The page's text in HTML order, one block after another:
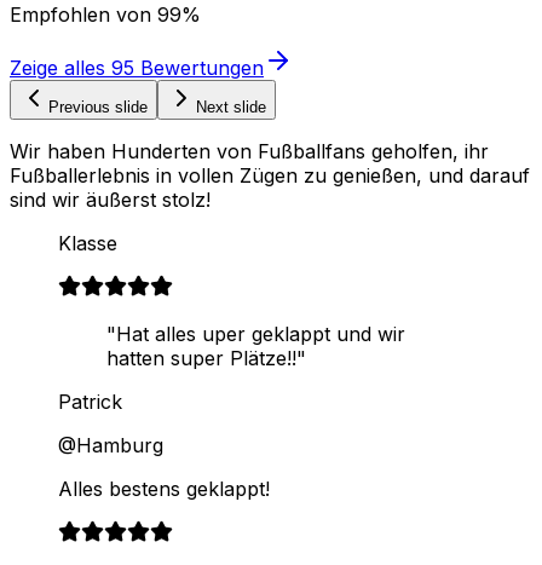
Empfohlen von 99%
Zeige alles 95 Bewertungen
Previous slide Next slide
Wir haben Hunderten von Fußballfans geholfen, ihr
Fußballerlebnis in vollen Zügen zu genießen, und darauf
sind wir äußerst stolz!
Klasse
"Hat alles uper geklappt und wir
hatten super Plätze!!"
Patrick
@Hamburg
Alles bestens geklappt!